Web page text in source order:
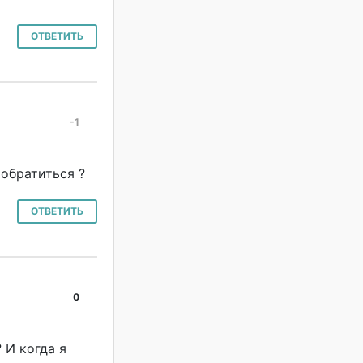
ОТВЕТИТЬ
-1
?
ОТВЕТИТЬ
0
И когда я